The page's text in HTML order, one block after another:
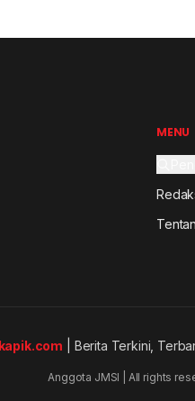
MENU
| Berita Terkini,
Anggota JMSI | All rights